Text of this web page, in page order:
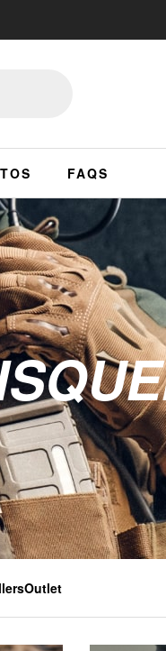
FAQS
Outlet